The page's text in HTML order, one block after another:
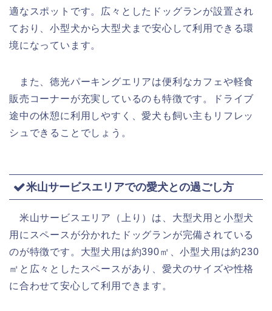
適なスポットです。広々としたドッグランが設置され
ており、小型犬から大型犬まで安心して利用できる環
境になっています。
また、徳光パーキングエリアは便利なカフェや軽食
販売コーナーが充実しているのも特徴です。ドライブ
途中の休憩に利用しやすく、愛犬も飼い主もリフレッ
シュできることでしょう。
米山サービスエリアでの愛犬との過ごし方
米山サービスエリア（上り）は、大型犬用と小型犬
用にスペースが分かれたドッグランが完備されている
のが特徴です。大型犬用は約390㎡、小型犬用は約230
㎡と広々としたスペースがあり、愛犬のサイズや性格
に合わせて安心して利用できます。